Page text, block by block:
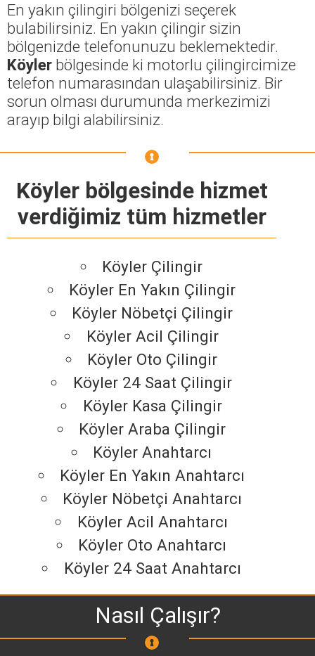
En yakın çilingiri bölgenizi seçerek
bulabilirsiniz. En yakın çilingir sizin
bölgenizde telefonunuzu beklemektedir.
Köyler bölgesinde ki motorlu çilingircimize
telefon numarasından ulaşabilirsiniz. Bir
sorun olması durumunda merkezimizi
arayıp bilgi alabilirsiniz.
Köyler bölgesinde hizmet
verdiğimiz tüm hizmetler
Köyler Çilingir
Köyler En Yakın Çilingir
Köyler Nöbetçi Çilingir
Köyler Acil Çilingir
Köyler Oto Çilingir
Köyler 24 Saat Çilingir
Köyler Kasa Çilingir
Köyler Araba Çilingir
Köyler Anahtarcı
Köyler En Yakın Anahtarcı
Köyler Nöbetçi Anahtarcı
Köyler Acil Anahtarcı
Köyler Oto Anahtarcı
Köyler 24 Saat Anahtarcı
Nasıl Çalışır?